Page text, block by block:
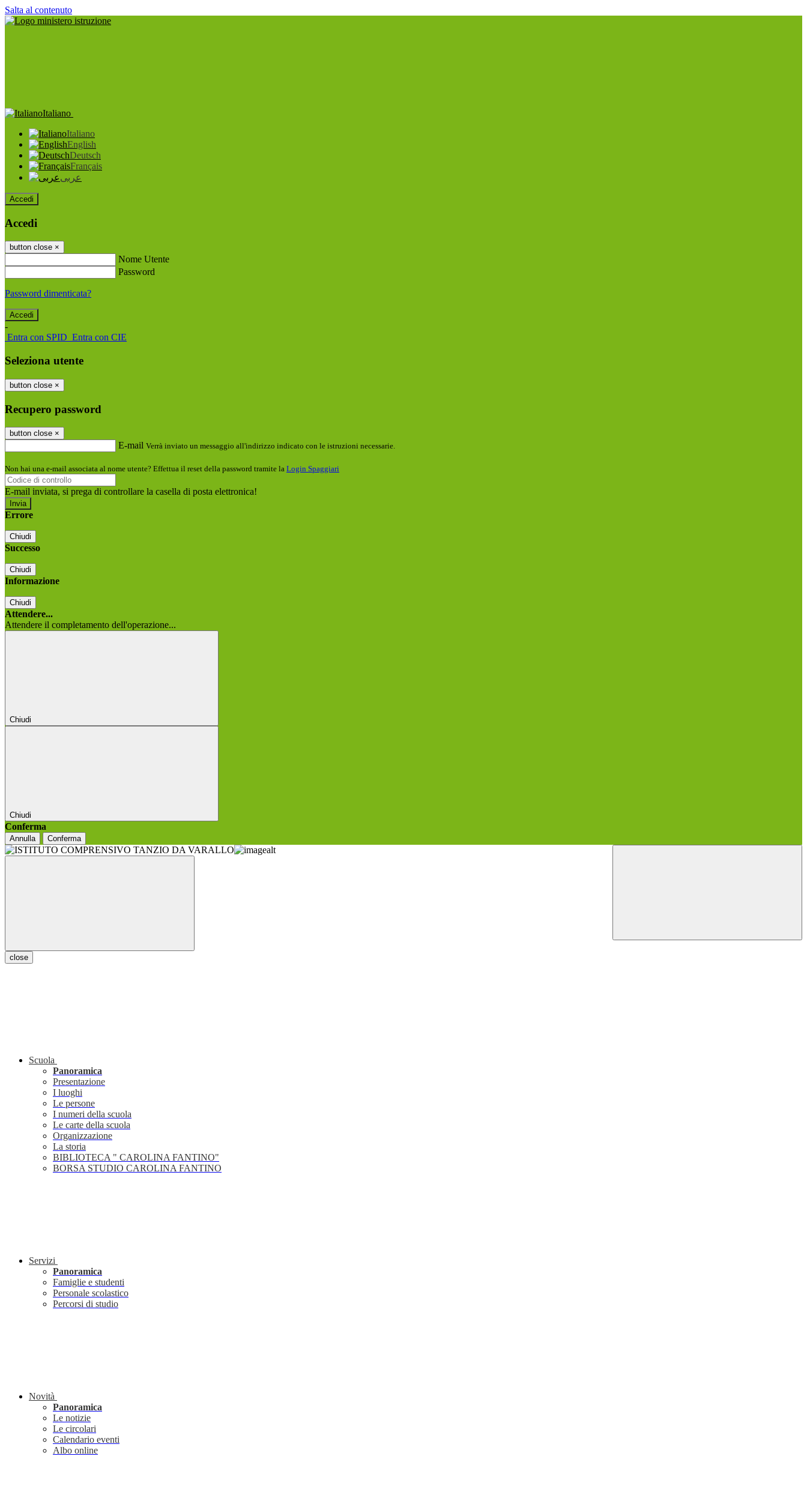
Salta al contenuto
Italiano
Italiano
English
Deutsch
Français
عربى
Accedi
Accedi
button close ×
Nome Utente
Password
Password dimenticata?
-
Entra con SPID Entra con CIE
Seleziona utente
button close ×
Recupero password
button close ×
E-mail Verrà inviato un messaggio all'indirizzo indicato con le istruzioni necessarie.
Non hai una e-mail associata al nome utente? Effettua il reset della password tramite la Login Spaggiari
E-mail inviata, si prega di controllare la casella di posta elettronica!
Errore
Chiudi
Successo
Chiudi
Informazione
Chiudi
Attendere...
Attendere il completamento dell'operazione...
Chiudi
Chiudi
Conferma
Annulla Conferma
close
Scuola
Panoramica
Presentazione
I luoghi
Le persone
I numeri della scuola
Le carte della scuola
Organizzazione
La storia
BIBLIOTECA " CAROLINA FANTINO"
BORSA STUDIO CAROLINA FANTINO
Servizi
Panoramica
Famiglie e studenti
Personale scolastico
Percorsi di studio
Novità
Panoramica
Le notizie
Le circolari
Calendario eventi
Albo online